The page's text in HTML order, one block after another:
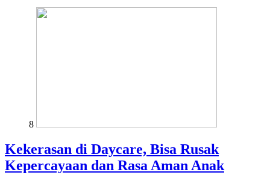
8
Kekerasan di Daycare, Bisa Rusak
Kepercayaan dan Rasa Aman Anak